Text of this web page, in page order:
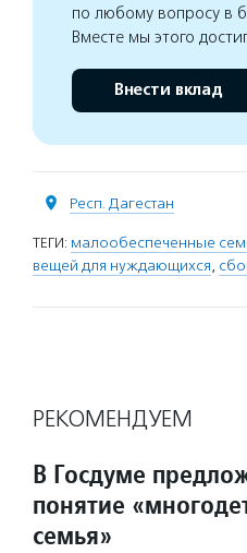
по любому вопросу в
Вместе мы этого
Внести вклад
Респ. Дагестан
ТЕГИ: малообеспеченные
вещей для нуждающихся,
РЕКОМЕНДУЕМ
В Госдуме
понятие
семья»